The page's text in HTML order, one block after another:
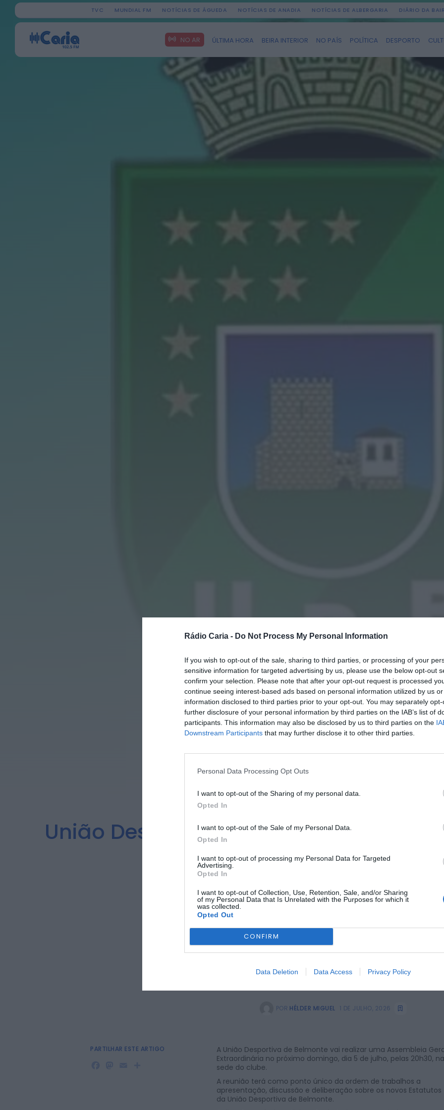
Rádio Caria - Do Not Process My Personal Information
If you wish to opt-out of the sale, sharing to third parties, or processing of your
sensitive information for targeted advertising by us, please use the below opt-out
confirm your selection. Please note that after your opt-out request is processed
continue seeing interest-based ads based on personal information utilized by us
information disclosed to third parties prior to your opt-out. You may separately
further disclosure of your personal information by third parties on the IAB’s list of
participants. This information may also be disclosed by us to third parties on the
Downstream Participants that may further disclose it to other third parties.
Personal Data Processing Opt Outs
I want to opt-out of the Sharing of my personal data.
Opted In
I want to opt-out of the Sale of my Personal Data.
Opted In
I want to opt-out of processing my Personal Data for Targeted
Advertising.
Opted In
I want to opt-out of Collection, Use, Retention, Sale, and/or Sharing
of my Personal Data that Is Unrelated with the Purposes for which it
was collected.
Opted Out
CONFIRM
Data Deletion Data Access Privacy Policy
TVC MUNDIAL FM NOTÍCIAS DE ÁGUEDA NOTÍCIAS DE ANADIA NOTÍCIAS DE ALBERGARIA DIÁRIO DA
NO AR ÚLTIMA HORA BEIRA INTERIOR NO PAÍS POLÍTICA DESPORTO
Search
for:
União Desportiva de Belmonte realiza
Extraordinária
POR HÉLDER MIGUEL 1 DE JULHO, 2026
A União Desportiva de Belmonte vai realizar uma Assembleia
Extraordinária no próximo domingo, dia 5 de julho, pelas 20h30, na
sede do clube.
A reunião terá como ponto único da ordem de trabalhos a
apresentação, discussão e deliberação sobre os novos Estatutos
da União Desportiva de Belmonte.
PARTILHAR ESTE ARTIGO